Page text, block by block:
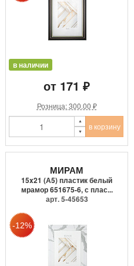
в наличии
от 171 ₽
Розница: 300.00 ₽
в корзину
МИРАМ
15x21 (А5) пластик белый
мрамор 651675-6, с плас...
арт. 5-45653